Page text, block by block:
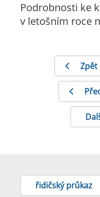
Podrobnosti ke
v letošním roce
Zpět
řidičský průkaz